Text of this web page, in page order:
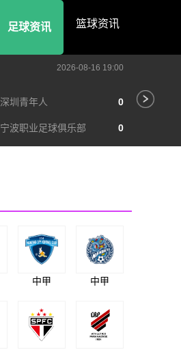
足球资讯 篮球资讯
2026-08-16 19:00
深圳青年人 0
宁波职业足球俱乐部 0
中甲 中甲